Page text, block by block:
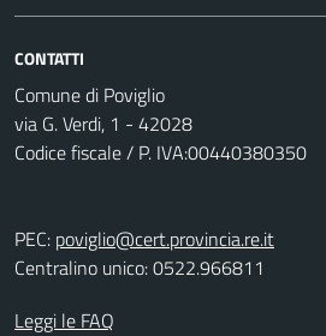
CONTATTI
Comune di Poviglio
via G. Verdi, 1 - 42028
Codice fiscale / P. IVA:00440380350
PEC: poviglio@cert.provincia.re.it
Centralino unico: 0522.966811
Leggi le FAQ